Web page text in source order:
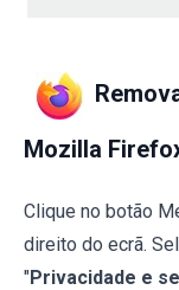
Mozilla
Clique no botão
direito do ecrã.
"Privacidade e